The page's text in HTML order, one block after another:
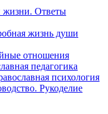
жизни. Ответы
жизнь души
отношения
педагогика
психология
Рукоделие